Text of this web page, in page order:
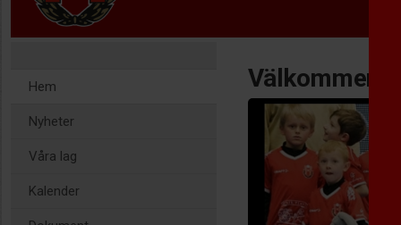
Hem
Nyheter
Våra lag
Kalender
Välkommen